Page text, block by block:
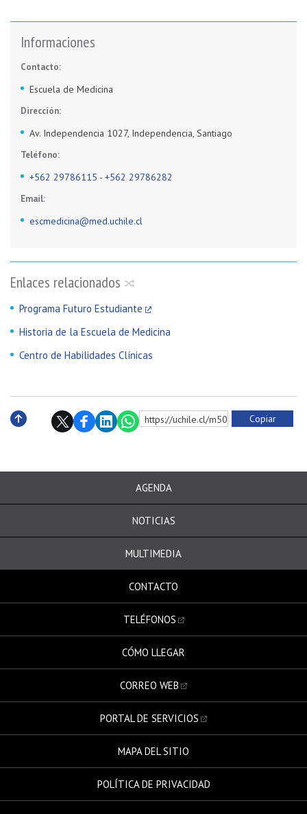
Informaciones
Contacto:
Escuela de Medicina
Dirección:
Av. Independencia 1027, Independencia, Santiago
Teléfono:
+562 29786115 - +562 29786282
Email:
escmedicina@med.uchile.cl
Enlaces relacionados
Programa Futuro Estudiante
Historia de la Escuela de Medicina
Centro de Habilidades Clínicas
https://uchile.cl/m5013 Copiar
AGENDA
NOTICIAS
MULTIMEDIA
CONTACTO
TELÉFONOS
CÓMO LLEGAR
CORREO WEB
PORTAL DE SERVICIOS
MAPA DEL SITIO
POLÍTICA DE PRIVACIDAD